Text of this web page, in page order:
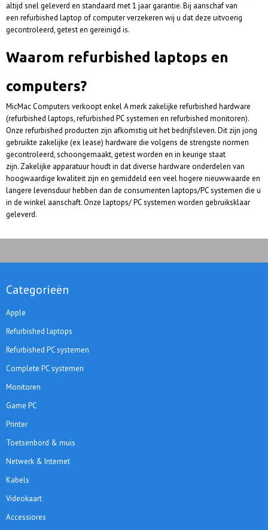
altijd snel geleverd en standaard met 1 jaar garantie. Bij aanschaf van
een refurbished laptop of computer verzekeren wij u dat deze uitvoerig
gecontroleerd, getest en gereinigd is.
Waarom refurbished laptops en
computers?
MicMac Computers verkoopt enkel A merk zakelijke refurbished hardware
(refurbished laptops, refurbished PC systemen en refurbished monitoren).
Onze refurbished producten zijn afkomstig uit het bedrijfsleven. Dit zijn jong
gebruikte zakelijke (ex lease) hardware die volgens de strengste normen
gecontroleerd, schoongemaakt, getest worden en in keurige staat
zijn. Zakelijke apparatuur houdt in dat diverse hardware onderdelen van
hoogwaardige kwaliteit zijn en gemiddeld een veel hogere nieuwwaarde en
langere levensduur hebben dan de consumenten laptops/PC systemen die u
in de winkel aanschaft. Onze laptops/ PC systemen worden gebruiksklaar
geleverd.
Categorieën
Apple
Refurbished laptops
Refurbished PC systemen
Complete PC systemen
Monitoren
Game PC
Printer
Toetsenbord & muis
Netwerk & Internet
Kabels
Videokaart
Accessiores